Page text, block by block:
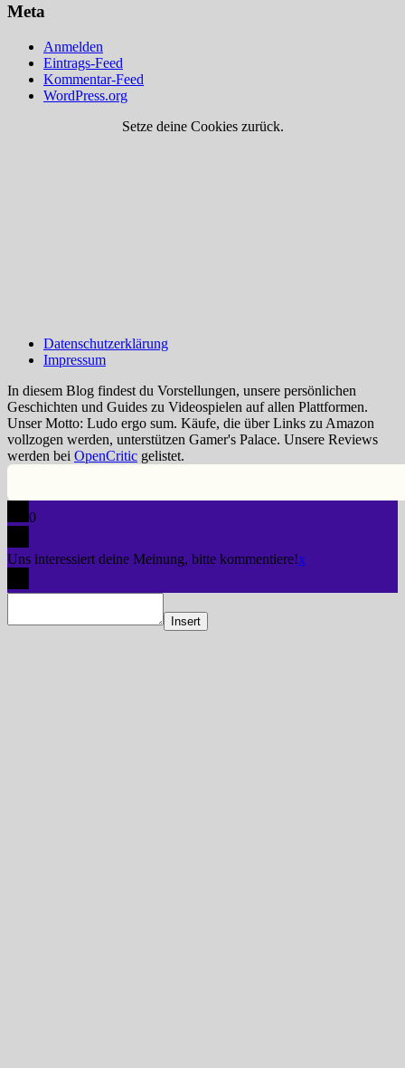
Meta
Anmelden
Eintrags-Feed
Kommentar-Feed
WordPress.org
Setze deine Cookies zurück.
Datenschutzerklärung
Impressum
In diesem Blog findest du Vorstellungen, unsere persönlichen
Geschichten und Guides zu Videospielen auf allen Plattformen.
Unser Motto: Ludo ergo sum. Käufe, die über Links zu Amazon
vollzogen werden, unterstützen Gamer's Palace. Unsere Reviews
werden bei OpenCritic gelistet.
0
Uns interessiert deine Meinung, bitte kommentiere!x
Insert